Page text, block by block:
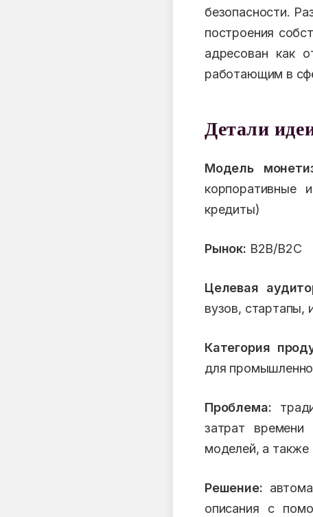
безопасности.
построения
адресован как
работающим в
Детали
Модель
корпоративные
кредиты)
Рынок: B2B/B2C
Целевая
вузов, стартапы,
Категория
для
Проблема:
затрат времени
моделей, а
Решение:
описания с